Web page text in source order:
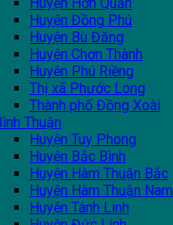
Huyện Đồng Phú
Huyện Bù Đăng
Huyện Chơn Thành
Huyện Phú Riềng
Thị xã Phước Long
Thành phố Đồng Xoài
Thuận
Huyện Tuy Phong
Huyện Bắc Bình
Huyện Hàm Thuận Bắc
Huyện Hàm Thuận Nam
Huyện Tánh Linh